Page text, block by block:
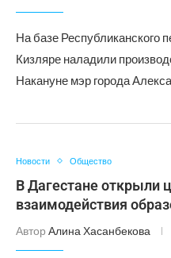
На базе Республиканского
Кизляре наладили
Накануне мэр города
Новости Общество
В Дагестане открыли
взаимодействия
Автор Алина Хасанбекова